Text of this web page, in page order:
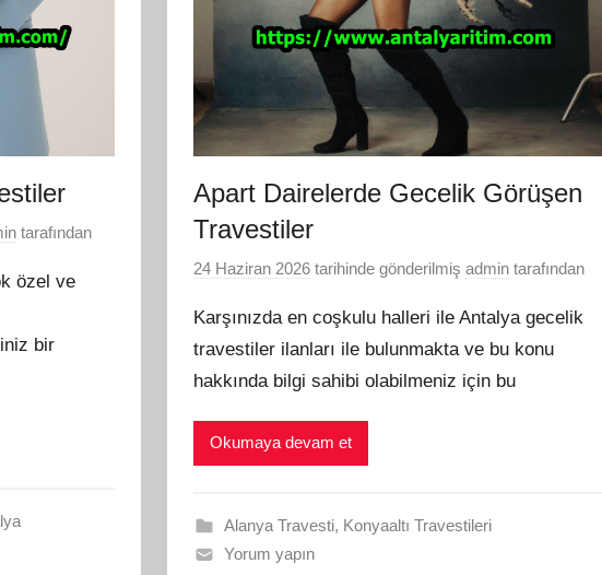
tarafından
özel ve
bir
Apart Dairelerde Gecelik Görüşen
Travestiler
24 Haziran 2026 tarihinde gönderilmiş admin tarafından
Karşınızda en coşkulu halleri ile Antalya gecelik
travestiler ilanları ile bulunmakta ve bu konu
hakkında bilgi sahibi olabilmeniz için bu
Okumaya devam et
Alanya Travesti, Konyaaltı Travestileri
Yorum yapın